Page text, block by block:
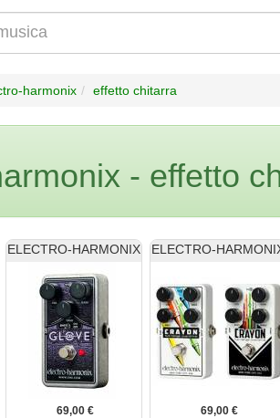
harmonix effetto chitarra
- effetto
ELECTRO-HARMONIX
69,00 €
ELECTRO-
69,00 €